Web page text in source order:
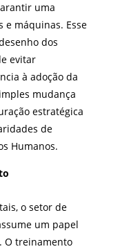
uma
máquinas. Esse
dos
evitar
à adoção da
mudança
estratégica
de
Humanos.
o setor de
um papel
O treinamento